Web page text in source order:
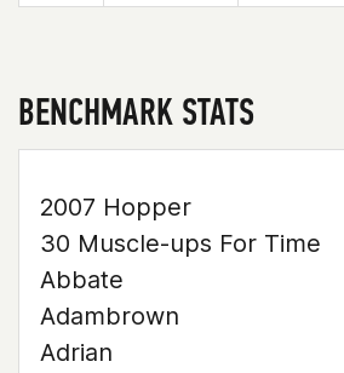
BENCHMARK STATS
2007 Hopper
30 Muscle-ups For Time
Abbate
Adambrown
Adrian